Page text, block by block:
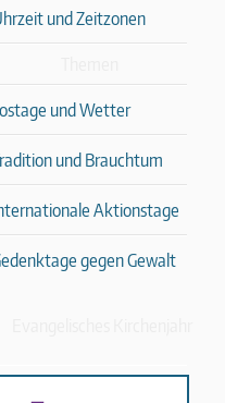
und Zeitzonen
und Wetter
und Brauchtum
Aktionstage
gegen Gewalt